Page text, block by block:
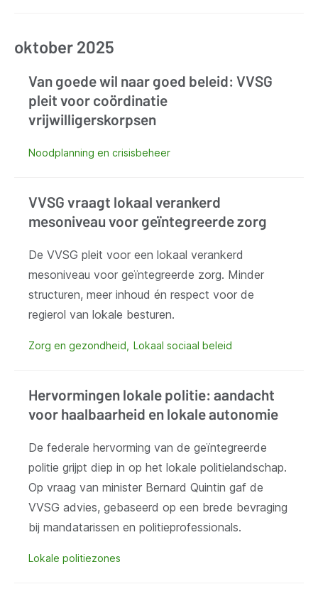
oktober 2025
Van goede wil naar goed beleid: VVSG
pleit voor coördinatie
vrijwilligerskorpsen
Noodplanning en crisisbeheer
VVSG vraagt lokaal verankerd
mesoniveau voor geïntegreerde zorg
De VVSG pleit voor een lokaal verankerd
mesoniveau voor geïntegreerde zorg. Minder
structuren, meer inhoud én respect voor de
regierol van lokale besturen.
Zorg en gezondheid Lokaal sociaal beleid
Hervormingen lokale politie: aandacht
voor haalbaarheid en lokale autonomie
De federale hervorming van de geïntegreerde
politie grijpt diep in op het lokale politielandschap.
Op vraag van minister Bernard Quintin gaf de
VVSG advies, gebaseerd op een brede bevraging
bij mandatarissen en politieprofessionals.
Lokale politiezones